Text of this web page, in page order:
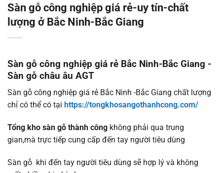
Sàn gỗ công nghiệp giá rẻ-uy tín-chất
lượng ở Bắc Ninh-Bắc Giang
Sàn gỗ công nghiệp giá rẻ Bắc Ninh-Bắc Giang -
Sàn gỗ châu âu AGT
Sàn gỗ công nghiệp giá rẻ Bắc Ninh -Bắc Giang chất lượng
chỉ có thể có tại https://tongkhosangothanhcong.com/
Tổng kho sàn gỗ thành công không phải qua trung
gian,mà trực tiếp cung cấp đến tay người tiêu dùng
Sàn gỗ khi đến tay người tiêu dùng sẽ hợp lý và không